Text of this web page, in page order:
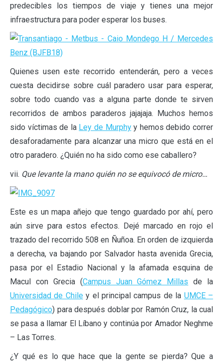
predecibles los tiempos de viaje y tienes una mejor
infraestructura para poder esperar los buses.
Quienes usen este recorrido entenderán, pero a veces
cuesta decidirse sobre cuál paradero usar para esperar,
sobre todo cuando vas a alguna parte donde te sirven
recorridos de ambos paraderos jajajaja. Muchos hemos
sido víctimas de la Ley de Murphyy hemos debido correr
desaforadamente para alcanzar una micro que está en el
otro paradero. ¿Quién no ha sido como ese caballero?
vii. Que levante la mano quién no se equivocó de micro…
Este es un mapa añejo que tengo guardado por ahí, pero
aún sirve para estos efectos. Dejé marcado en rojo el
trazado del recorrido 508 en Ñuñoa. En orden de izquierda
a derecha, va bajando por Salvador hasta avenida Grecia,
pasa por el Estadio Nacional y la afamada esquina de
Macul con Grecia (Campus Juan Gómez Millas de la
Universidad de Chiley el principal campus de la UMCE –
Pedagógico) para después doblar por Ramón Cruz, la cual
se pasa a llamar El Líbano y continúa por Amador Neghme
– Las Torres.
¿Y qué es lo que hace que la gente se pierda? Que a